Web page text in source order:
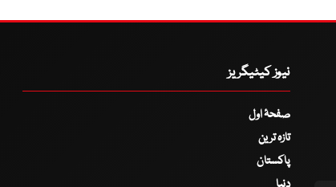
نیوز کیٹیگریز
صفحۂ اول
تازہ ترین
پاکستان